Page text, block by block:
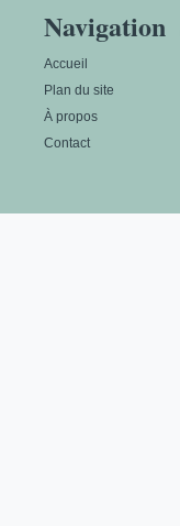
Navigation
Accueil
Plan du site
À propos
Contact